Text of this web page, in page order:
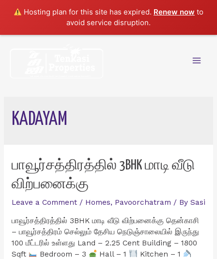
Hosting plan for this site has expired. Renew now to
avoid service disruption.
KADAYAM
பாவூர்சத்திரத்தில் 3BHK மாடி வீடு
விற்பனைக்கு
Leave a Comment / Homes, Pavoorchatram / By Sasi
பாவூர்சத்திரத்தில் 3BHK மாடி வீடு விற்பனைக்கு தென்காசி
– பாவூர்சத்திரம் செல்லும் தேசிய நெடுஞ்சாலையில் இருந்து
100 மீட்டரில் உள்ளது Land – 2.25 Cent Building – 1800
Sqft
Bedroom – 3 Hall – 1
Kitchen – 1